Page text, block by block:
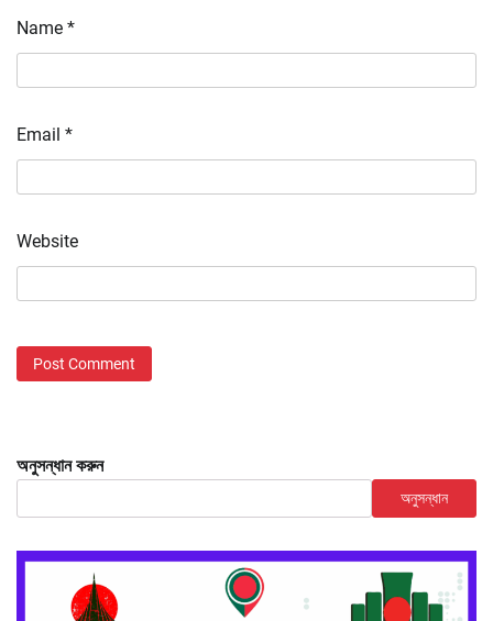
Name *
Email *
Website
অনুসন্ধান করুন
অনুসন্ধান